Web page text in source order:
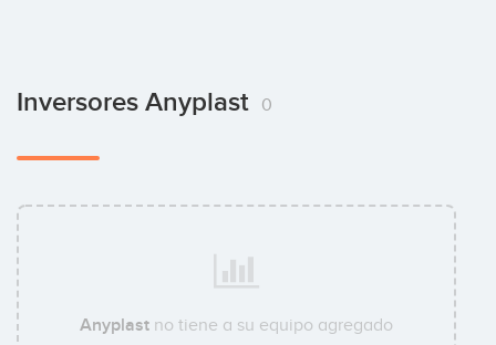
Inversores Anyplast 0
Anyplast no tiene a su equipo agregado